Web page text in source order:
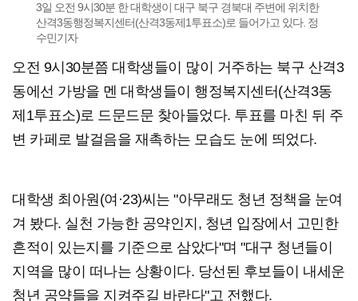
3일 오전 9시30분 한 대학생이 대구 북구 경북대 주변에 위치한
산격3동행정복지센터(산격3동제1투표소)로 들어가고 있다. 정
수민기자
오전 9시30분쯤 대학생들이 많이 거주하는 북구 산격3
동에선 가방을 멘 대학생들이 행정복지센터(산격3동
제1투표소)로 드문드문 찾아들었다. 투표를 마친 뒤 주
변 카페로 발걸음을 재촉하는 모습도 눈에 띄었다.
대학생 최아원(여·23)씨는 "아무래도 청년 정책을 눈여
겨 봤다. 실천 가능한 공약인지, 청년 입장에서 고민한
흔적이 있는지를 기준으로 삼았다"며 "대구 청년들이
지역을 많이 떠나는 상황이다. 당선된 후보들이 내세운
청년 공약들을 지켜주길 바란다"고 전했다.